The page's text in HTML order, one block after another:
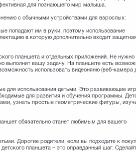
для познающего мир малыша.
с обычными устройствами для взрослых:
попадают им в руки, поэтому использование
в которую дополнительно входит
планшета и отдельных приложений. Не нужно
выполнит вашу задачу. На планшете есть
использовать видеоняню (веб-камера
для использования детьми. Это развивающие
для развития и обучения программы.
узнать простые геометрические фигуры,
обязательно станет любимым для вашего
Дорогие родители, если вы подходите к
планшета – это оправданный шаг.